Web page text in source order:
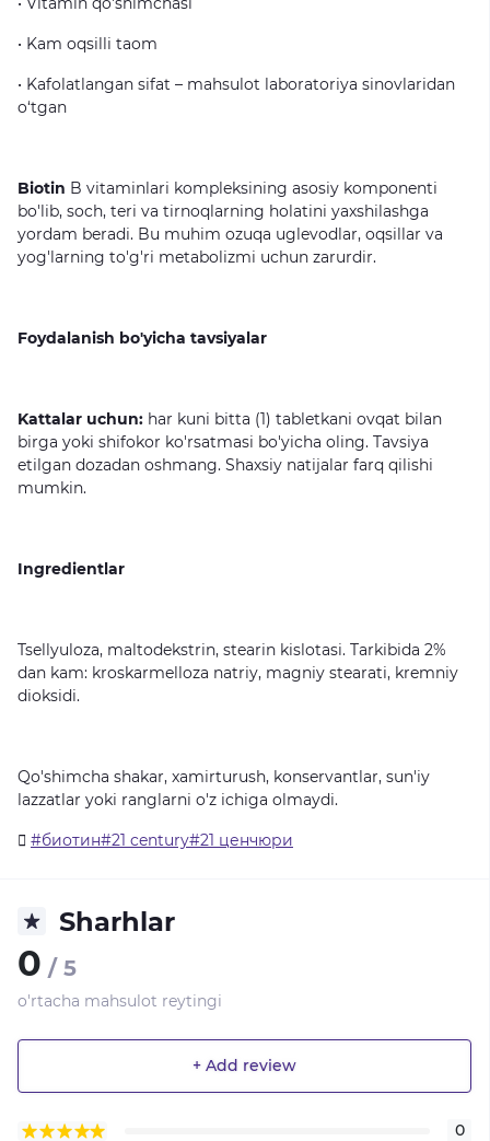
• Kam oqsilli taom
• Kafolatlangan sifat – mahsulot laboratoriya sinovlaridan
o‘tgan
Biotin B vitaminlari kompleksining asosiy komponenti
bo'lib, soch, teri va tirnoqlarning holatini yaxshilashga
yordam beradi. Bu muhim ozuqa uglevodlar, oqsillar va
yog'larning to'g'ri metabolizmi uchun zarurdir.
Foydalanish bo'yicha tavsiyalar
Kattalar uchun: har kuni bitta (1) tabletkani ovqat bilan
birga yoki shifokor ko'rsatmasi bo'yicha oling. Tavsiya
etilgan dozadan oshmang. Shaxsiy natijalar farq qilishi
mumkin.
Ingredientlar
Tsellyuloza, maltodekstrin, stearin kislotasi. Tarkibida 2%
dan kam: kroskarmelloza natriy, magniy stearati, kremniy
dioksidi.
Qo'shimcha shakar, xamirturush, konservantlar, sun'iy
lazzatlar yoki ranglarni o'z ichiga olmaydi.
#биотин#21 century#21 ценчюри
Sharhlar
0 / 5
o'rtacha mahsulot reytingi
+ Add review
0